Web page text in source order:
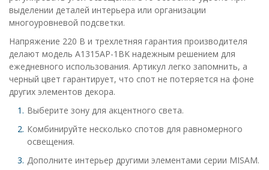
выделении деталей интерьера или организации
многоуровневой подсветки.
Напряжение 220 В и трехлетняя гарантия производителя
делают модель A1315AP-1BK надежным решением для
ежедневного использования. Артикул легко запомнить, а
черный цвет гарантирует, что спот не потеряется на фоне
других элементов декора.
Выберите зону для акцентного света.
Комбинируйте несколько спотов для равномерного
освещения.
Дополните интерьер другими элементами серии MISAM.